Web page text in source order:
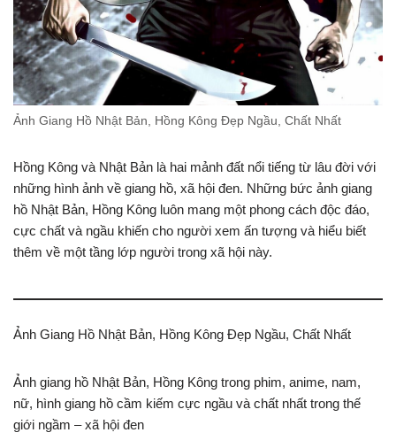
Ảnh Giang Hồ Nhật Bản, Hồng Kông Đẹp Ngầu, Chất Nhất
Hồng Kông và Nhật Bản là hai mảnh đất nổi tiếng từ lâu đời với
những hình ảnh về giang hồ, xã hội đen. Những bức ảnh giang
hồ Nhật Bản, Hồng Kông luôn mang một phong cách độc đáo,
cực chất và ngầu khiến cho người xem ấn tượng và hiểu biết
thêm về một tầng lớp người trong xã hội này.
Ảnh Giang Hồ Nhật Bản, Hồng Kông Đẹp Ngầu, Chất Nhất
Ảnh giang hồ Nhật Bản, Hồng Kông trong phim, anime, nam,
nữ, hình giang hồ cầm kiếm cực ngầu và chất nhất trong thế
giới ngầm – xã hội đen